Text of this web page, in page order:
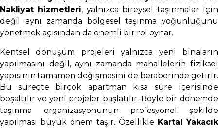
Nakliyat hizmetleri, yalnızca bireysel taşınmalar için
değil aynı zamanda bölgesel taşınma yoğunluğunu
yönetmek açısından da önemli bir rol oynar.
Kentsel dönüşüm projeleri yalnızca yeni binaların
yapılmasını değil, aynı zamanda mahallelerin fiziksel
yapısının tamamen değişmesini de beraberinde getirir.
Bu süreçte birçok apartman kısa süre içerisinde
boşaltılır ve yeni projeler başlatılır. Böyle bir dönemde
taşınma organizasyonunun profesyonel şekilde
yapılması büyük önem taşır. Özellikle Kartal Yakacık